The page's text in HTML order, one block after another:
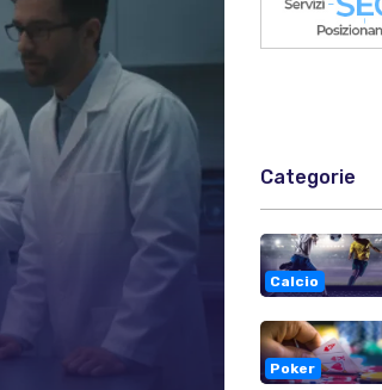
Categorie
Calcio
Poker